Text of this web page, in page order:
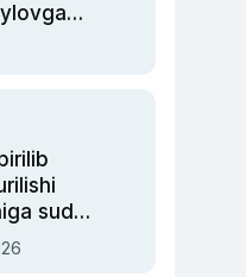
yigit
sud